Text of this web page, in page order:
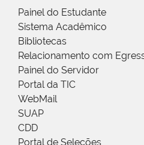
Painel do Estudante
Sistema Acadêmico
Bibliotecas
Relacionamento com
Painel do Servidor
Portal da TIC
WebMail
SUAP
CDD
Portal de Seleções